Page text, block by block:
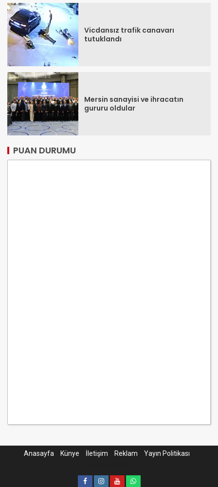
Vicdansız trafik canavarı
tutuklandı
Mersin sanayisi ve ihracatın
gururu oldular
PUAN DURUMU
Anasayfa Künye İletişim Reklam
Yayın Politikası